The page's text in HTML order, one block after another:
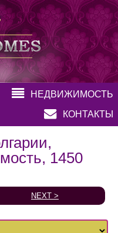
НЕДВИЖИМОСТЬ
КОНТАКТЫ
1450
NEXT >